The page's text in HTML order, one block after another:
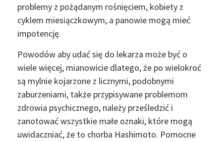
problemy z pożądanym rośnięciem, kobiety z
cyklem miesiączkowym, a panowie mogą mieć
impotencję.
Powodów aby udać się do lekarza może być o
wiele więcej, mianowicie dlatego, że po wielokroć
są mylnie kojarzone z licznymi, podobnymi
zaburzeniami, także przypisywane problemom
zdrowia psychicznego, należy prześledzić i
zanotować wszystkie małe oznaki, które mogą
uwidaczniać, że to chorba Hashimoto. Pomocne